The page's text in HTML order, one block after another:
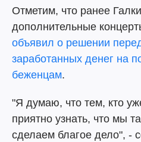
Отметим, что ранее
дополнительные
объявил о решении
заработанных денег на
беженцам.
"Я думаю, что тем, кто
приятно узнать, что мы
сделаем благое дело", -